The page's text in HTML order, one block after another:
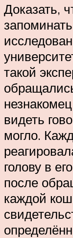
Доказать,
такой
видеть
могло.
голову в
после
каждой